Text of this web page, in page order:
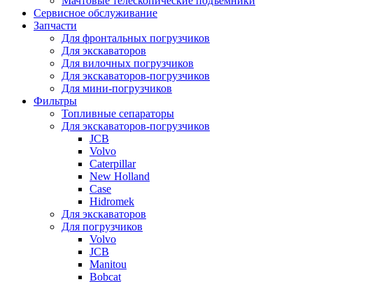
Сервисное обслуживание
Запчасти
Для фронтальных погрузчиков
Для экскаваторов
Для вилочных погрузчиков
Для экскаваторов-погрузчиков
Для мини-погрузчиков
Фильтры
Топливные сепараторы
Для экскаваторов-погрузчиков
JCB
Volvo
Caterpillar
New Holland
Case
Hidromek
Для экскаваторов
Для погрузчиков
Volvo
JCB
Manitou
Bobcat